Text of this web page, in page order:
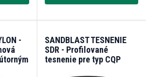
-
SANDBLAST TESNENIE
SDR - Profilované
tesnenie pre typ CQP